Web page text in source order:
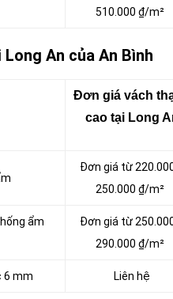
510.000 ₫/m²
An của An Bình
Đơn giá vách
cao tại Long
Đơn giá từ
250.000 ₫/m²
ẩm
Đơn giá từ
290.000 ₫/m²
6 mm Liên hệ